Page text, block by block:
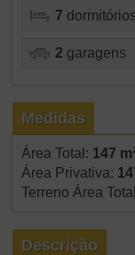
7 dormitórios
2 garagens
Medidas
Área Total: 147
Área Privativa:
Terreno Área
Descrição